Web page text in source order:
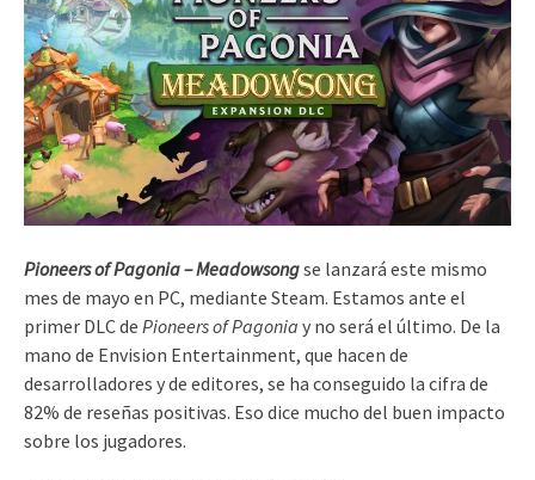
Pioneers of Pagonia – Meadowsongse lanzará este mismo
mes de mayo en PC, mediante Steam. Estamos ante el
primer DLC de Pioneers of Pagonia y no será el último. De la
mano de Envision Entertainment, que hacen de
desarrolladores y de editores, se ha conseguido la cifra de
82% de reseñas positivas. Eso dice mucho del buen impacto
sobre los jugadores.